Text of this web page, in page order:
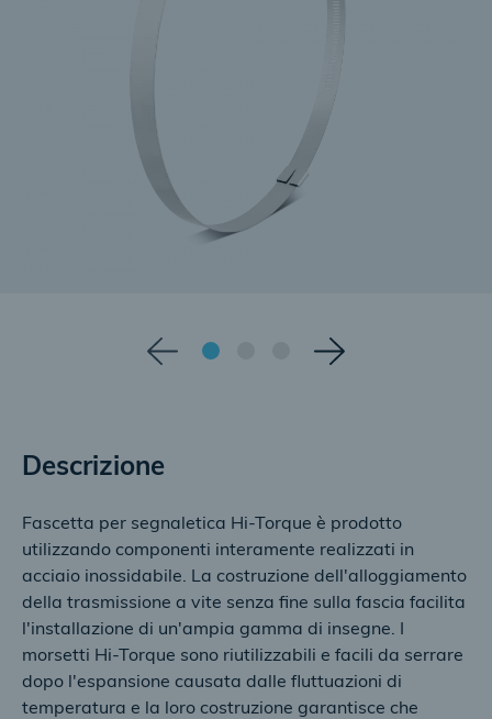
Descrizione
Fascetta per segnaletica Hi-Torque è prodotto
utilizzando componenti interamente realizzati in
acciaio inossidabile. La costruzione dell'alloggiamento
della trasmissione a vite senza fine sulla fascia facilita
l'installazione di un'ampia gamma di insegne. I
morsetti Hi-Torque sono riutilizzabili e facili da serrare
dopo l'espansione causata dalle fluttuazioni di
temperatura e la loro costruzione garantisce che